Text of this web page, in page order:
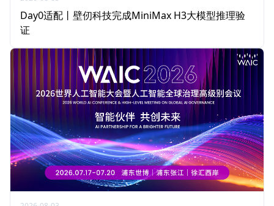
Day0适配丨壁仞科技完成MiniMax H3大模型推理验
证